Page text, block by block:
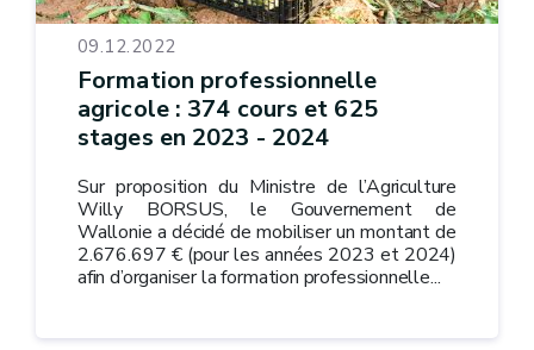
09.12.2022
Formation professionnelle
agricole : 374 cours et 625
stages en 2023 - 2024
Sur proposition du Ministre de l’Agriculture
Willy BORSUS, le Gouvernement de
Wallonie a décidé de mobiliser un montant de
2.676.697 € (pour les années 2023 et 2024)
afin d’organiser la formation professionnelle...